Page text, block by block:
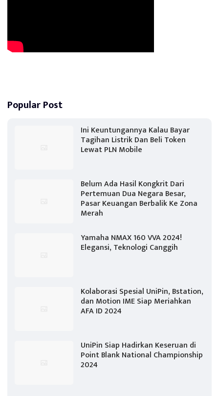
Popular Post
Ini Keuntungannya Kalau Bayar
Tagihan Listrik Dan Beli Token
Lewat PLN Mobile
Belum Ada Hasil Kongkrit Dari
Pertemuan Dua Negara Besar,
Pasar Keuangan Berbalik Ke Zona
Merah
Yamaha NMAX 160 VVA 2024!
Elegansi, Teknologi Canggih
Kolaborasi Spesial UniPin, Bstation,
dan Motion IME Siap Meriahkan
AFA ID 2024
UniPin Siap Hadirkan Keseruan di
Point Blank National Championship
2024